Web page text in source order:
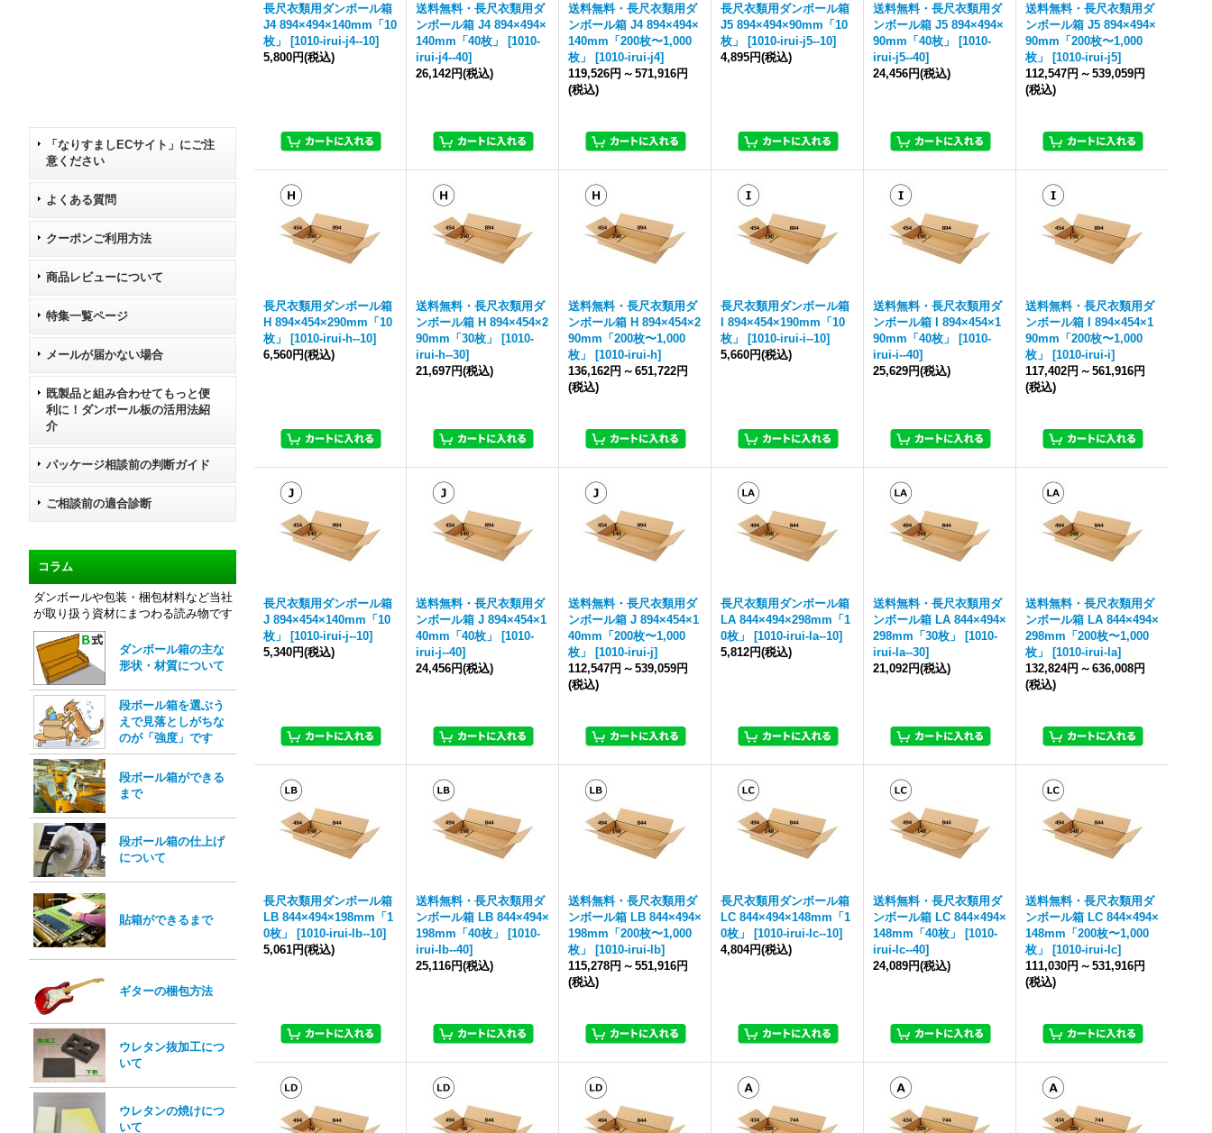
「なりすましECサイト」にご注
意ください
よくある質問
クーポンご利用方法
商品レビューについて
特集一覧ページ
メールが届かない場合
既製品と組み合わせてもっと便
利に！ダンボール板の活用法紹
介
パッケージ相談前の判断ガイド
ご相談前の適合診断
コラム
ダンボールや包装・梱包材料など当社
が取り扱う資材にまつわる読み物です
ダンボール箱の主な
形状・材質について
段ボール箱を選ぶう
えで見落としがちな
のが「強度」です
段ボール箱ができる
まで
段ボール箱の仕上げ
について
貼箱ができるまで
ギターの梱包方法
ウレタン抜加工につ
いて
ウレタンの焼けにつ
いて
長尺衣類用ダンボール箱
J4 894×494×140mm「10
枚」
[1010-irui-j4--10]
5,800円(税込)
送料無料・長尺衣類用ダ
ンボール箱 J4 894×494×
140mm「40枚」
[1010-
irui-j4--40]
26,142円(税込)
送料無料・長尺衣類用ダ
ンボール箱 J4 894×494×
140mm「200枚〜1,000
枚」
[1010-irui-j4]
119,526円 ～ 571,916円
(税込)
長尺衣類用ダンボール箱
J5 894×494×90mm「10
枚」
[1010-irui-j5--10]
4,895円(税込)
送料無料・長尺衣類用ダ
ンボール箱 J5 894×494×
90mm「40枚」
[1010-
irui-j5--40]
24,456円(税込)
送料無料・長尺衣類用ダ
ンボール箱 J5 894×494×
90mm「200枚〜1,000
枚」
[1010-irui-j5]
112,547円 ～ 539,059円
(税込)
長尺衣類用ダンボール箱
H 894×454×290mm「10
枚」
[1010-irui-h--10]
6,560円(税込)
送料無料・長尺衣類用ダ
ンボール箱 H 894×454×2
90mm「30枚」
[1010-
irui-h--30]
21,697円(税込)
送料無料・長尺衣類用ダ
ンボール箱 H 894×454×2
90mm「200枚〜1,000
枚」
[1010-irui-h]
136,162円 ～ 651,722円
(税込)
長尺衣類用ダンボール箱
I 894×454×190mm「10
枚」
[1010-irui-i--10]
5,660円(税込)
送料無料・長尺衣類用ダ
ンボール箱 I 894×454×1
90mm「40枚」
[1010-
irui-i--40]
25,629円(税込)
送料無料・長尺衣類用ダ
ンボール箱 I 894×454×1
90mm「200枚〜1,000
枚」
[1010-irui-i]
117,402円 ～ 561,916円
(税込)
長尺衣類用ダンボール箱
J 894×454×140mm「10
枚」
[1010-irui-j--10]
5,340円(税込)
送料無料・長尺衣類用ダ
ンボール箱 J 894×454×1
40mm「40枚」
[1010-
irui-j--40]
24,456円(税込)
送料無料・長尺衣類用ダ
ンボール箱 J 894×454×1
40mm「200枚〜1,000
枚」
[1010-irui-j]
112,547円 ～ 539,059円
(税込)
長尺衣類用ダンボール箱
LA 844×494×298mm「1
0枚」
[1010-irui-la--10]
5,812円(税込)
送料無料・長尺衣類用ダ
ンボール箱 LA 844×494×
298mm「30枚」
[1010-
irui-la--30]
21,092円(税込)
送料無料・長尺衣類用ダ
ンボール箱 LA 844×494×
298mm「200枚〜1,000
枚」
[1010-irui-la]
132,824円 ～ 636,008円
(税込)
長尺衣類用ダンボール箱
LB 844×494×198mm「1
0枚」
[1010-irui-lb--10]
5,061円(税込)
送料無料・長尺衣類用ダ
ンボール箱 LB 844×494×
198mm「40枚」
[1010-
irui-lb--40]
25,116円(税込)
送料無料・長尺衣類用ダ
ンボール箱 LB 844×494×
198mm「200枚〜1,000
枚」
[1010-irui-lb]
115,278円 ～ 551,916円
(税込)
長尺衣類用ダンボール箱
LC 844×494×148mm「1
0枚」
[1010-irui-lc--10]
4,804円(税込)
送料無料・長尺衣類用ダ
ンボール箱 LC 844×494×
148mm「40枚」
[1010-
irui-lc--40]
24,089円(税込)
送料無料・長尺衣類用ダ
ンボール箱 LC 844×494×
148mm「200枚〜1,000
枚」
[1010-irui-lc]
111,030円 ～ 531,916円
(税込)